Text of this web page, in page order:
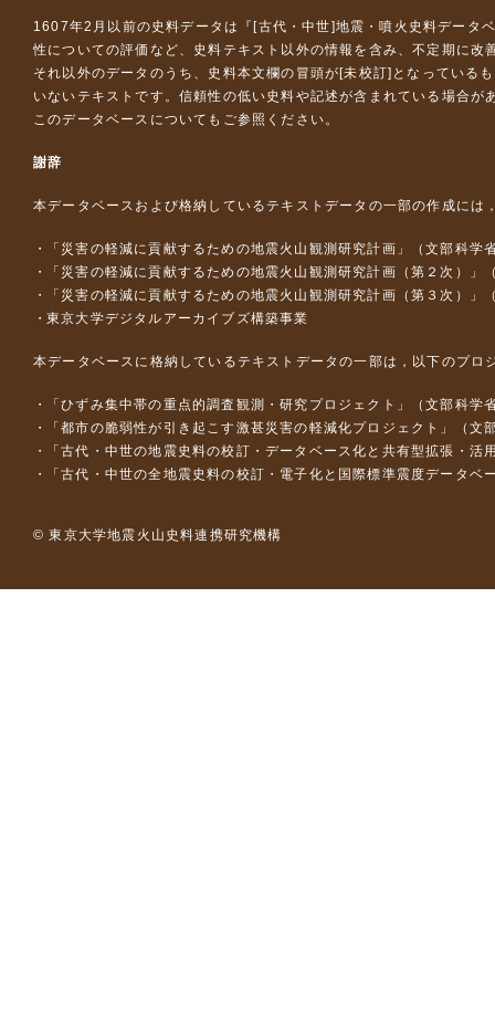
1607年2月以前の史料データは『 [古代・中世]地震・噴火史料データ
性についての評価など、史料テキスト以外の情報を含み、不定期に改
それ以外のデータのうち、史料本文欄の冒頭が[未校訂]となっている
いないテキストです。信頼性の低い史料や記述が含まれている場合が
このデータベースについて もご参照ください。
謝辞
本データベースおよび格納しているテキストデータの一部の作成には
「災害の軽減に貢献するための地震火山観測研究計画」（文部科学
「災害の軽減に貢献するための地震火山観測研究計画（第２次）」
「災害の軽減に貢献するための地震火山観測研究計画（第３次）」
東京大学デジタルアーカイブズ構築事業
本データベースに格納しているテキストデータの一部は，以下のプロ
「ひずみ集中帯の重点的調査観測・研究プロジェクト」（文部科
「都市の脆弱性が引き起こす激甚災害の軽減化プロジェクト」（
「古代・中世の地震史料の校訂・データベース化と共有型拡張・
「古代・中世の全地震史料の校訂・電子化と国際標準震度データ
© 東京大学地震火山史料連携研究機構